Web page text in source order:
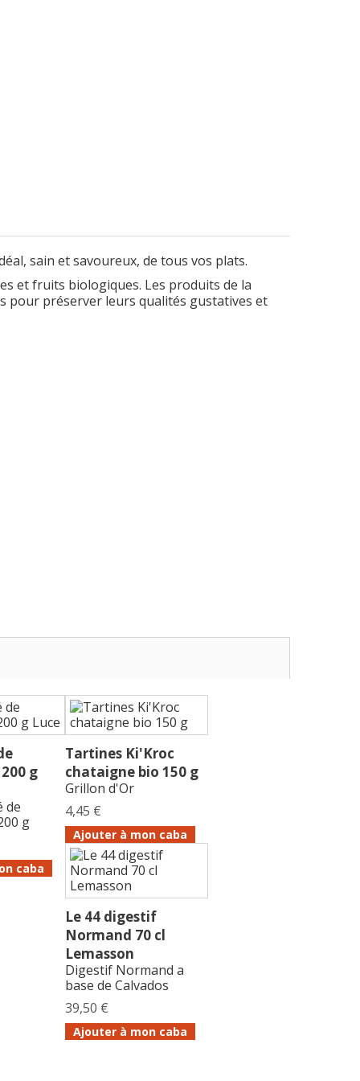
sain et savoureux, de tous vos plats.
et fruits biologiques. Les produits de la
pour préserver leurs qualités gustatives et
g
de
g
caba
Tartines Ki'Kroc
chataigne bio 150 g
Grillon d'Or
4,45 €
Ajouter à mon caba
Le 44 digestif
Normand 70 cl
Lemasson
Digestif Normand a
base de Calvados
39,50 €
Ajouter à mon caba